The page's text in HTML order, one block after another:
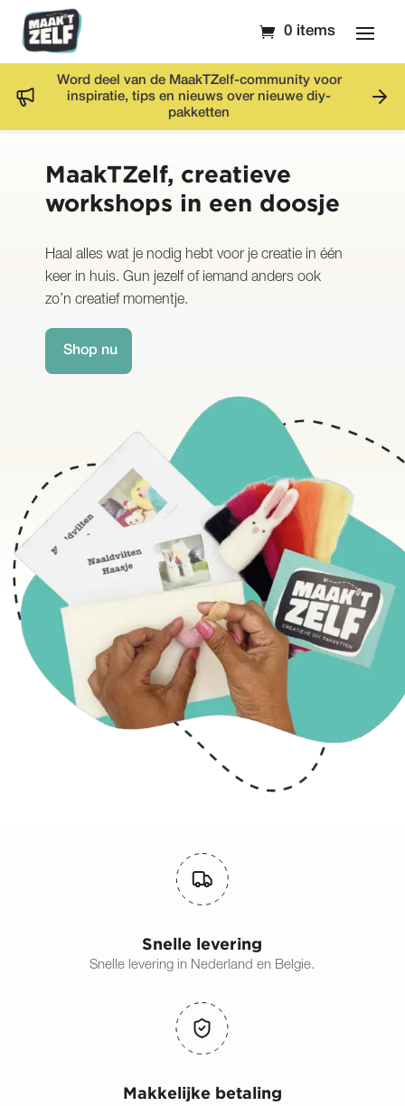
Word deel van de MaakTZelf-community voor
inspiratie, tips en nieuws over nieuwe diy-
pakketten
0 items
MaakTZelf, creatieve
workshops in een doosje
Haal alles wat je nodig hebt voor je creatie in één
keer in huis. Gun jezelf of iemand anders ook
zo’n creatief momentje.
Shop nu
Snelle levering
Snelle levering in Nederland en Belgie.
Makkelijke betaling